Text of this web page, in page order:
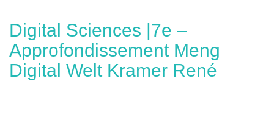
Digital Sciences |7e –
Approfondissement Meng
Digital Welt Kramer René